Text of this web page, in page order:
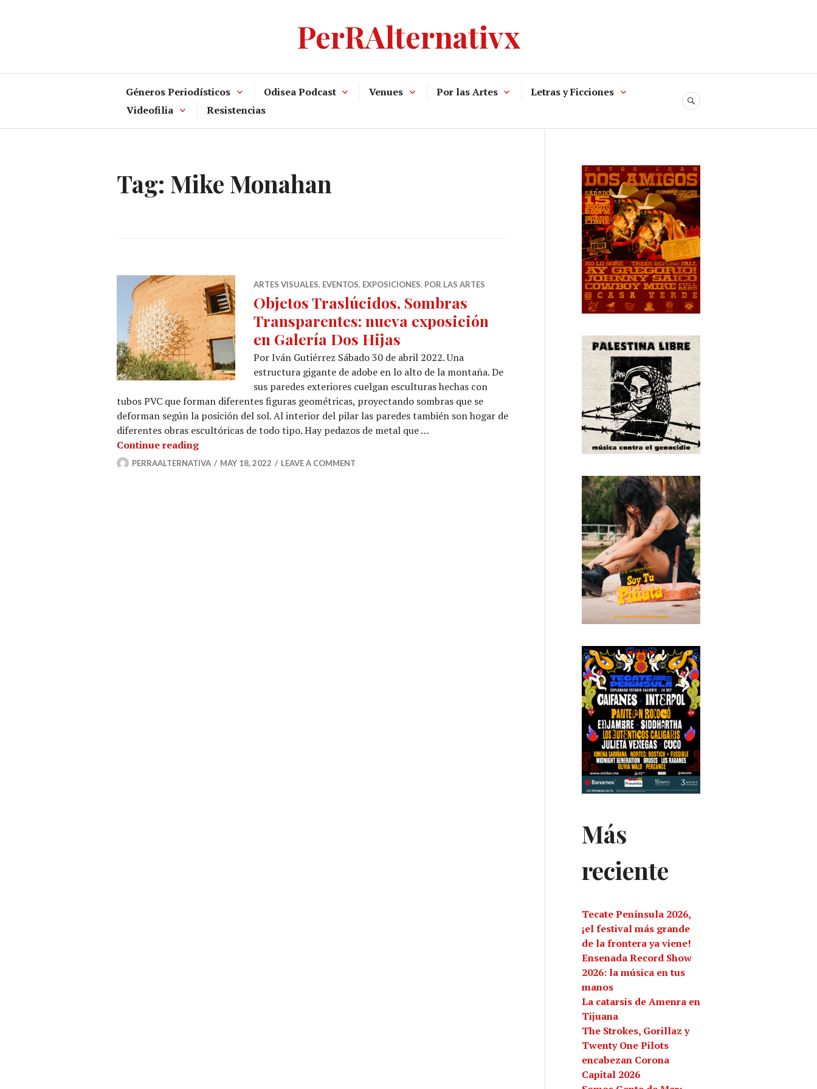
PerRAlternativx
Géneros Periodísticos Odisea Podcast Venues Por las Artes
Letras y Ficciones
Videofilia
Resistencias
SEARCH
Tag: Mike Monahan
ARTES VISUALES, EVENTOS, EXPOSICIONES, POR LAS ARTES
Objetos Traslúcidos, Sombras
Transparentes: nueva exposición
en Galería Dos Hijas
Por Iván Gutiérrez Sábado 30 de abril 2022. Una
estructura gigante de adobe en lo alto de la montaña. De
sus paredes exteriores cuelgan esculturas hechas con
tubos PVC que forman diferentes figuras geométricas, proyectando sombras que se
deforman según la posición del sol. Al interior del pilar las paredes también son hogar de
diferentes obras escultóricas de todo tipo. Hay pedazos de metal que …
Continue readingObjetos Traslúcidos, Sombras Transparentes: nueva exposición en Galería Dos Hijas
PERRAALTERNATIVA MAY 18, 2022 LEAVE A COMMENT
Más
reciente
Tecate Península 2026,
¡el festival más grande
de la frontera ya viene!
Ensenada Record Show
2026: la música en tus
manos
La catarsis de Amenra en
Tijuana
The Strokes, Gorillaz y
Twenty One Pilots
encabezan Corona
Capital 2026